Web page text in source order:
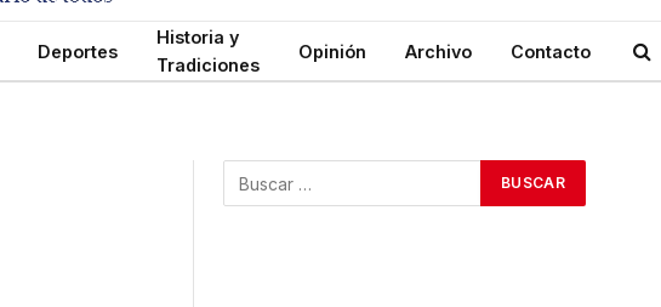
Deportes
Historia y
Tradiciones
Opinión Archivo Contacto